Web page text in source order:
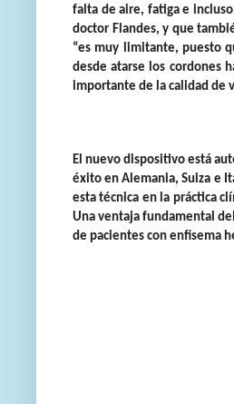
falta de aire, fatiga e
doctor Flandes, y que
“es muy limitante, puesto
desde atarse los cordones
importante de la calidad de
El nuevo dispositivo está
éxito en Alemania, Suiza e
esta técnica en la práctica
Una ventaja fundamental
de pacientes con enfisema